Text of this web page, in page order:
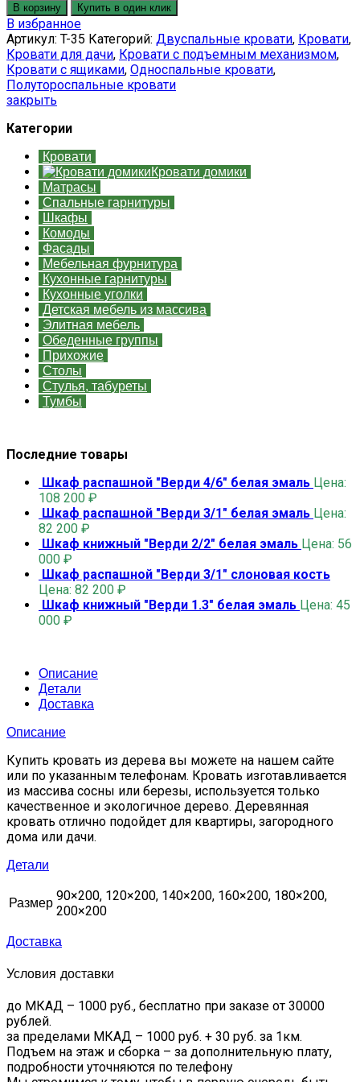
В корзину Купить в один клик
В избранное
Артикул: T-35 Категорий: Двуспальные кровати, Кровати,
Кровати для дачи, Кровати с подъемным механизмом,
Кровати с ящиками, Односпальные кровати,
Полутороспальные кровати
закрыть
Категории
Кровати
Кровати домики
Матрасы
Спальные гарнитуры
Шкафы
Комоды
Фасады
Мебельная фурнитура
Кухонные гарнитуры
Кухонные уголки
Детская мебель из массива
Элитная мебель
Обеденные группы
Прихожие
Столы
Стулья, табуреты
Тумбы
Последние товары
Шкаф распашной "Верди 4/6" белая эмаль Цена:
108 200 ₽
Шкаф распашной "Верди 3/1" белая эмаль Цена:
82 200 ₽
Шкаф книжный "Верди 2/2" белая эмаль Цена: 56
000 ₽
Шкаф распашной "Верди 3/1" слоновая кость
Цена: 82 200 ₽
Шкаф книжный "Верди 1.3" белая эмаль Цена: 45
000 ₽
Описание
Детали
Доставка
Описание
Купить кровать из дерева вы можете на нашем сайте
или по указанным телефонам. Кровать изготавливается
из массива сосны или березы, используется только
качественное и экологичное дерево. Деревянная
кровать отлично подойдет для квартиры, загородного
дома или дачи.
Детали
Размер 90×200, 120×200, 140×200, 160×200, 180×200,
200×200
Доставка
Условия доставки
до МКАД – 1000 руб., бесплатно при заказе от 30000
рублей.
за пределами МКАД – 1000 руб. + 30 руб. за 1км.
Подъем на этаж и сборка – за дополнительную плату,
подробности уточняются по телефону